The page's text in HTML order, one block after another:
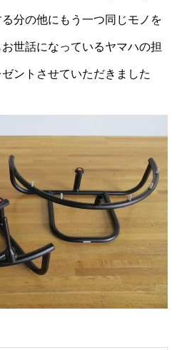
分の他にもう一つ同じモノを
世話になっているヤマハの担
ントさせていただきました